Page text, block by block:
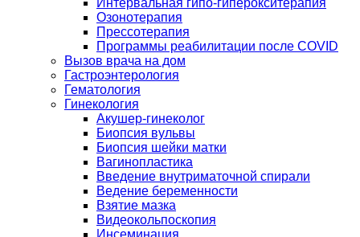
Интервальная гипо-гиперокситерапия
Озонотерапия
Прессотерапия
Программы реабилитации после СOVID
Вызов врача на дом
Гастроэнтерология
Гематология
Гинекология
Акушер-гинеколог
Биопсия вульвы
Биопсия шейки матки
Вагинопластика
Введение внутриматочной спирали
Ведение беременности
Взятие мазка
Видеокольпоскопия